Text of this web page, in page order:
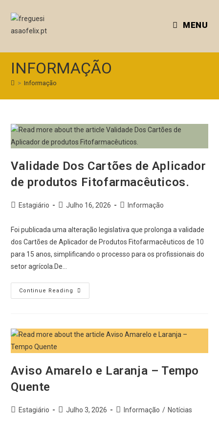
MENU
INFORMAÇÃO
> Informação
Validade Dos Cartões de Aplicador
de produtos Fitofarmacêuticos.
Estagiário Julho 16, 2026 Informação
Foi publicada uma alteração legislativa que prolonga a validade
dos Cartões de Aplicador de Produtos Fitofarmacêuticos de 10
para 15 anos, simplificando o processo para os profissionais do
setor agrícola.De…
Continue Reading
Aviso Amarelo e Laranja – Tempo
Quente
Estagiário Julho 3, 2026 Informação / Notícias